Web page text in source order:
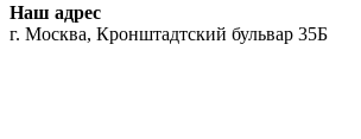
Наш адрес
г. Москва, Кронштадтский бульвар 35Б